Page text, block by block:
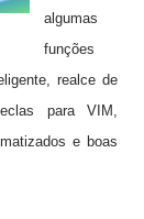
algumas
funções
realce de
para VIM,
e boas